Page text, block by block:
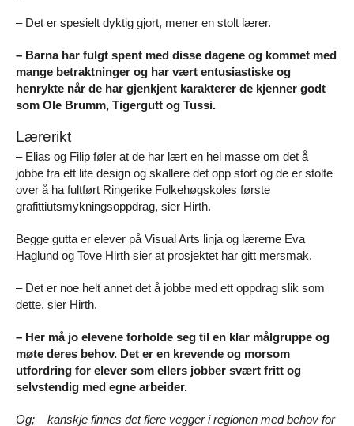
– Det er spesielt dyktig gjort, mener en stolt lærer.
– Barna har fulgt spent med disse dagene og kommet med
mange betraktninger og har vært entusiastiske og
henrykte når de har gjenkjent karakterer de kjenner godt
som Ole Brumm, Tigergutt og Tussi.
Lærerikt
– Elias og Filip føler at de har lært en hel masse om det å
jobbe fra ett lite design og skallere det opp stort og de er stolte
over å ha fultført Ringerike Folkehøgskoles første
grafittiutsmykningsoppdrag, sier Hirth.
Begge gutta er elever på Visual Arts linja og lærerne Eva
Haglund og Tove Hirth sier at prosjektet har gitt mersmak.
– Det er noe helt annet det å jobbe med ett oppdrag slik som
dette, sier Hirth.
– Her må jo elevene forholde seg til en klar målgruppe og
møte deres behov. Det er en krevende og morsom
utfordring for elever som ellers jobber svært fritt og
selvstendig med egne arbeider.
Og; – kanskje finnes det flere vegger i regionen med behov for